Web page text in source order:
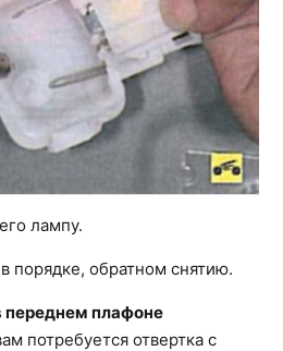
лампу.
порядке, обратном снятию.
переднем плафоне
потребуется отвертка с